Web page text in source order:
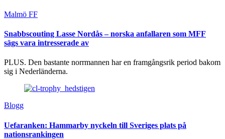
Malmö FF
Snabbscouting Lasse Nordås – norska anfallaren som MFF
sägs vara intresserade av
PLUS. Den bastante norrmannen har en framgångsrik period bakom
sig i Nederländerna.
Blogg
Uefaranken: Hammarby nyckeln till Sveriges plats på
nationsrankingen